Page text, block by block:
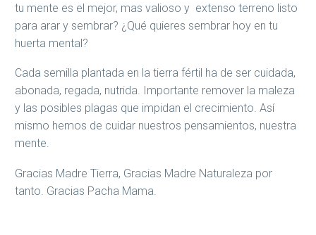
tu mente es el mejor, mas valioso y extenso terreno listo
para arar y sembrar? ¿Qué quieres sembrar hoy en tu
huerta mental?
Cada semilla plantada en la tierra fértil ha de ser cuidada,
abonada, regada, nutrida. Importante remover la maleza
y las posibles plagas que impidan el crecimiento. Así
mismo hemos de cuidar nuestros pensamientos, nuestra
mente.
Gracias Madre Tierra, Gracias Madre Naturaleza por
tanto. Gracias Pacha Mama.